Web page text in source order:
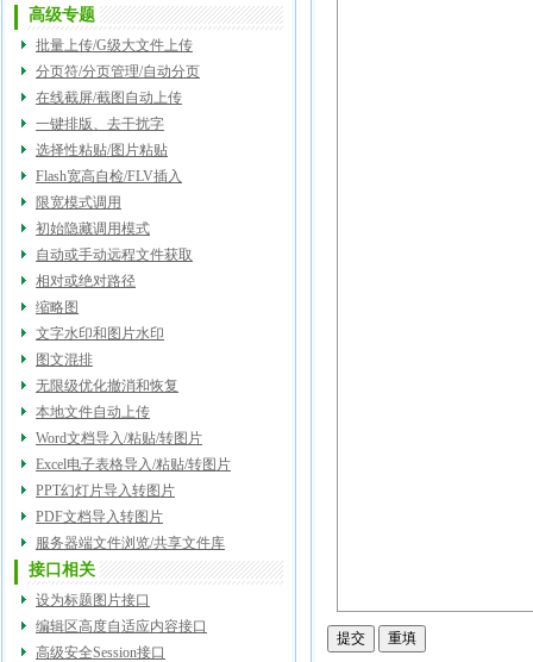
高级专题
批量上传/G级大文件上传
分页符/分页管理/自动分页
在线截屏/截图自动上传
一键排版、去干扰字
选择性粘贴/图片粘贴
Flash宽高自检/FLV插入
限宽模式调用
初始隐藏调用模式
自动或手动远程文件获取
相对或绝对路径
缩略图
文字水印和图片水印
图文混排
无限级优化撤消和恢复
本地文件自动上传
Word文档导入/粘贴/转图片
Excel电子表格导入/粘贴/转图片
PPT幻灯片导入转图片
PDF文档导入转图片
服务器端文件浏览/共享文件库
接口相关
设为标题图片接口
编辑区高度自适应内容接口
高级安全Session接口